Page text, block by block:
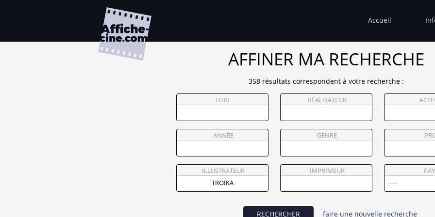
Accueil
AFFINER MA RECHERCHE
358 résultats correspondent à votre recherche :
TITRE RÉALISATEUR
ANNÉE GENRE
ILLUSTRATEUR IMPRIMEUR
RECHERCHER faire une nouvelle recherche